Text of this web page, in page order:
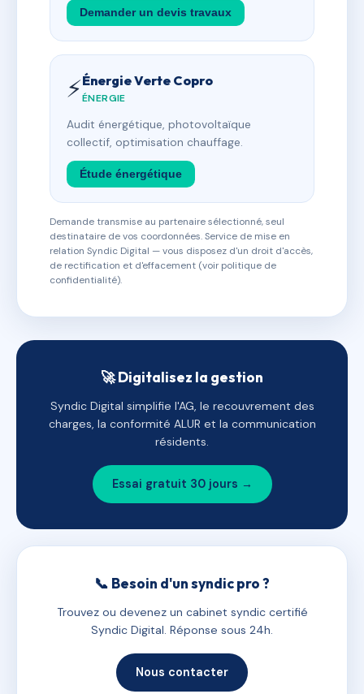
Demander un devis travaux
⚡Énergie Verte Copro
ÉNERGIE
Audit énergétique, photovoltaïque
collectif, optimisation chauffage.
Étude énergétique
Demande transmise au partenaire sélectionné, seul
destinataire de vos coordonnées. Service de mise en
relation Syndic Digital — vous disposez d'un droit d'accès,
de rectification et d'effacement (voir politique de
confidentialité).
🚀 Digitalisez la gestion
Syndic Digital simplifie l'AG, le recouvrement des
charges, la conformité ALUR et la communication
résidents.
Essai gratuit 30 jours →
📞 Besoin d'un syndic pro ?
Trouvez ou devenez un cabinet syndic certifié
Syndic Digital. Réponse sous 24h.
Nous contacter